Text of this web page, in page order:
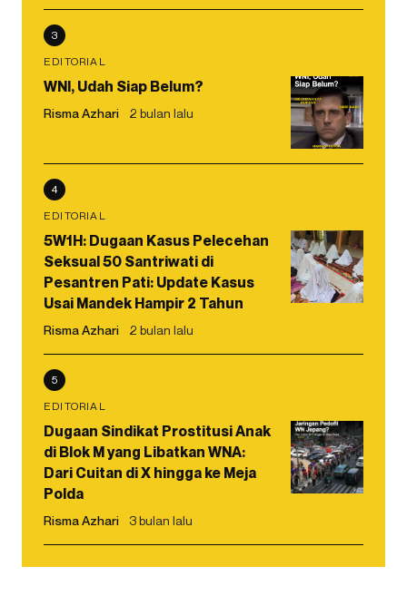
3
EDITORIAL
WNI, Udah Siap Belum?
Risma Azhari 2 bulan lalu
4
EDITORIAL
5W1H: Dugaan Kasus Pelecehan
Seksual 50 Santriwati di
Pesantren Pati: Update Kasus
Usai Mandek Hampir 2 Tahun
Risma Azhari 2 bulan lalu
5
EDITORIAL
Dugaan Sindikat Prostitusi Anak
di Blok M yang Libatkan WNA:
Dari Cuitan di X hingga ke Meja
Polda
Risma Azhari 3 bulan lalu